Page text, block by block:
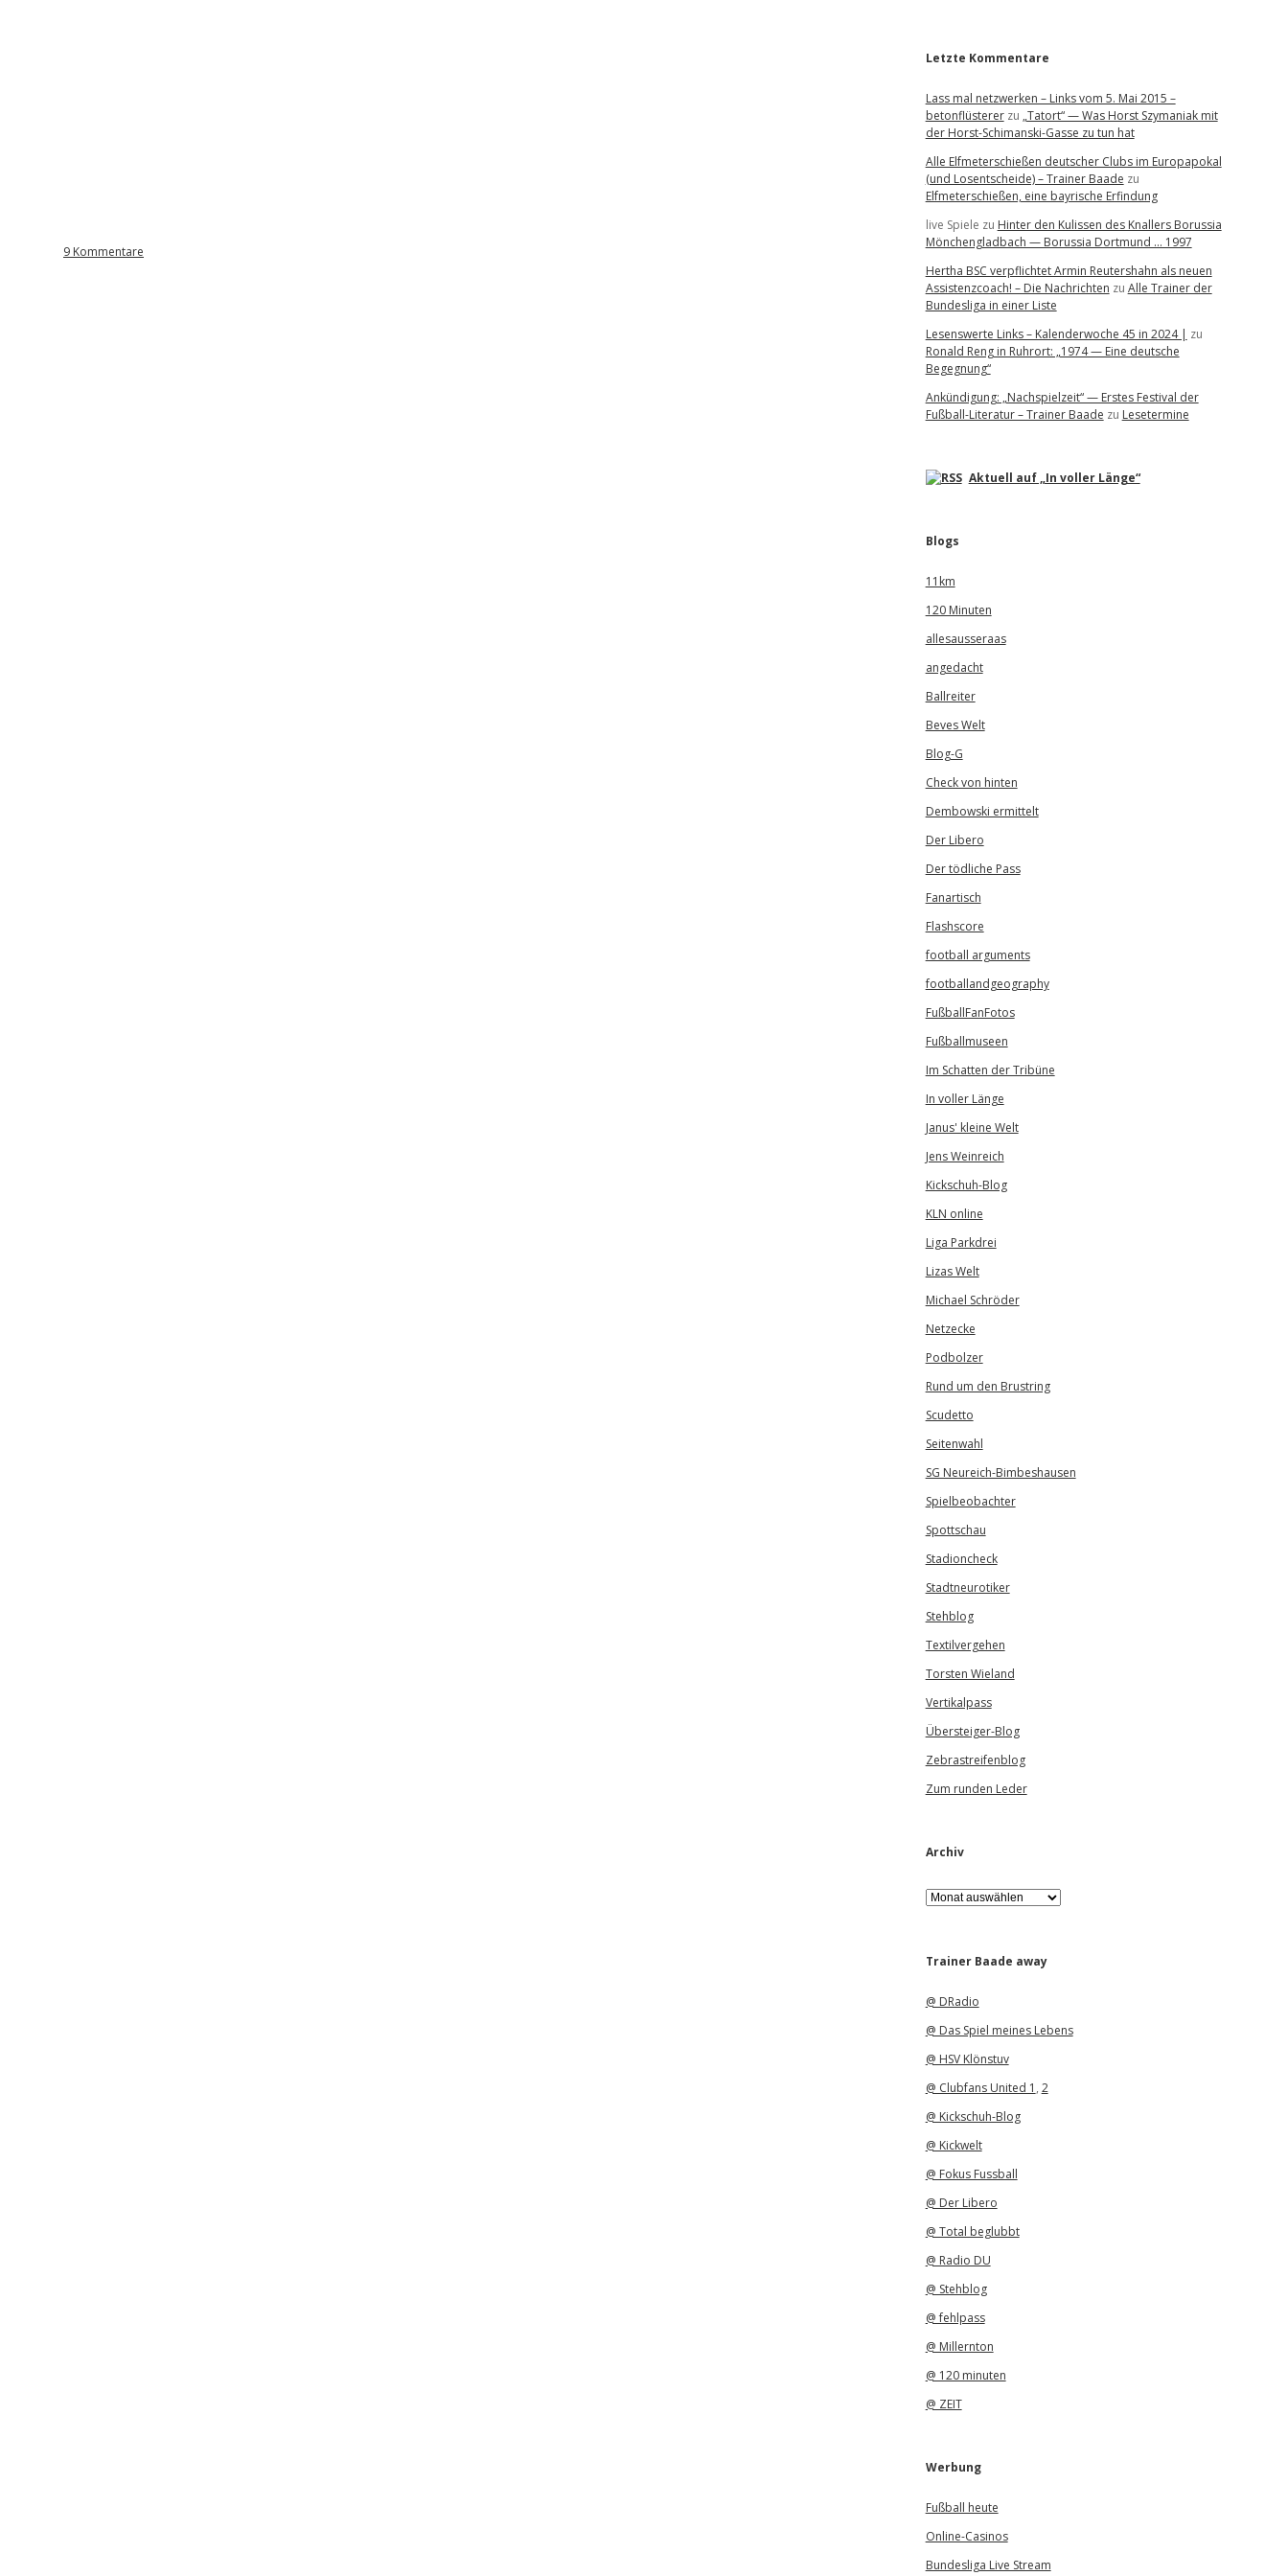
9 Kommentare
Letzte Kommentare
Lass mal netzwerken – Links vom 5. Mai 2015 –
betonflüstererzu „Tatort“ — Was Horst Szymaniak mit
der Horst-Schimanski-Gasse zu tun hat
Alle Elfmeterschießen deutscher Clubs im Europapokal
(und Losentscheide) – Trainer Baade zu
Elfmeterschießen, eine bayrische Erfindung
live Spiele zu Hinter den Kulissen des Knallers Borussia
Mönchengladbach — Borussia Dortmund … 1997
Hertha BSC verpflichtet Armin Reutershahn als neuen
Assistenzcoach! – Die Nachrichten zu Alle Trainer der
Bundesliga in einer Liste
Lesenswerte Links – Kalenderwoche 45 in 2024 | zu
Ronald Reng in Ruhrort: „1974 — Eine deutsche
Begegnung“
Ankündigung: „Nachspielzeit“ — Erstes Festival der
Fußball-Literatur – Trainer Baade zu Lesetermine
Aktuell auf „In voller Länge“
Blogs
11km
120 Minuten
allesausseraas
angedacht
Ballreiter
Beves Welt
Blog-G
Check von hinten
Dembowski ermittelt
Der Libero
Der tödliche Pass
Fanartisch
Flashscore
football arguments
footballandgeography
FußballFanFotos
Fußballmuseen
Im Schatten der Tribüne
In voller Länge
Janus' kleine Welt
Jens Weinreich
Kickschuh-Blog
KLN online
Liga Parkdrei
Lizas Welt
Michael Schröder
Netzecke
Podbolzer
Rund um den Brustring
Scudetto
Seitenwahl
SG Neureich-Bimbeshausen
Spielbeobachter
Spottschau
Stadioncheck
Stadtneurotiker
Stehblog
Textilvergehen
Torsten Wieland
Vertikalpass
Übersteiger-Blog
Zebrastreifenblog
Zum runden Leder
Archiv
A
r
iTrainer Baade away
@ DRadio
@ Das Spiel meines Lebens
@ HSV Klönstuv
@ Clubfans United 1 , 2
@ Kickschuh-Blog
@ Kickwelt
@ Fokus Fussball
@ Der Libero
@ Total beglubbt
@ Radio DU
@ Stehblog
@ fehlpass
@ Millernton
@ 120 minuten
@ ZEIT
Werbung
Fußball heute
Online-Casinos
Bundesliga Live Stream